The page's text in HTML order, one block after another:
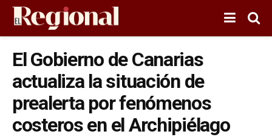
El Gobierno de Canarias
actualiza la situación de
prealerta por fenómenos
costeros en el Archipiélago